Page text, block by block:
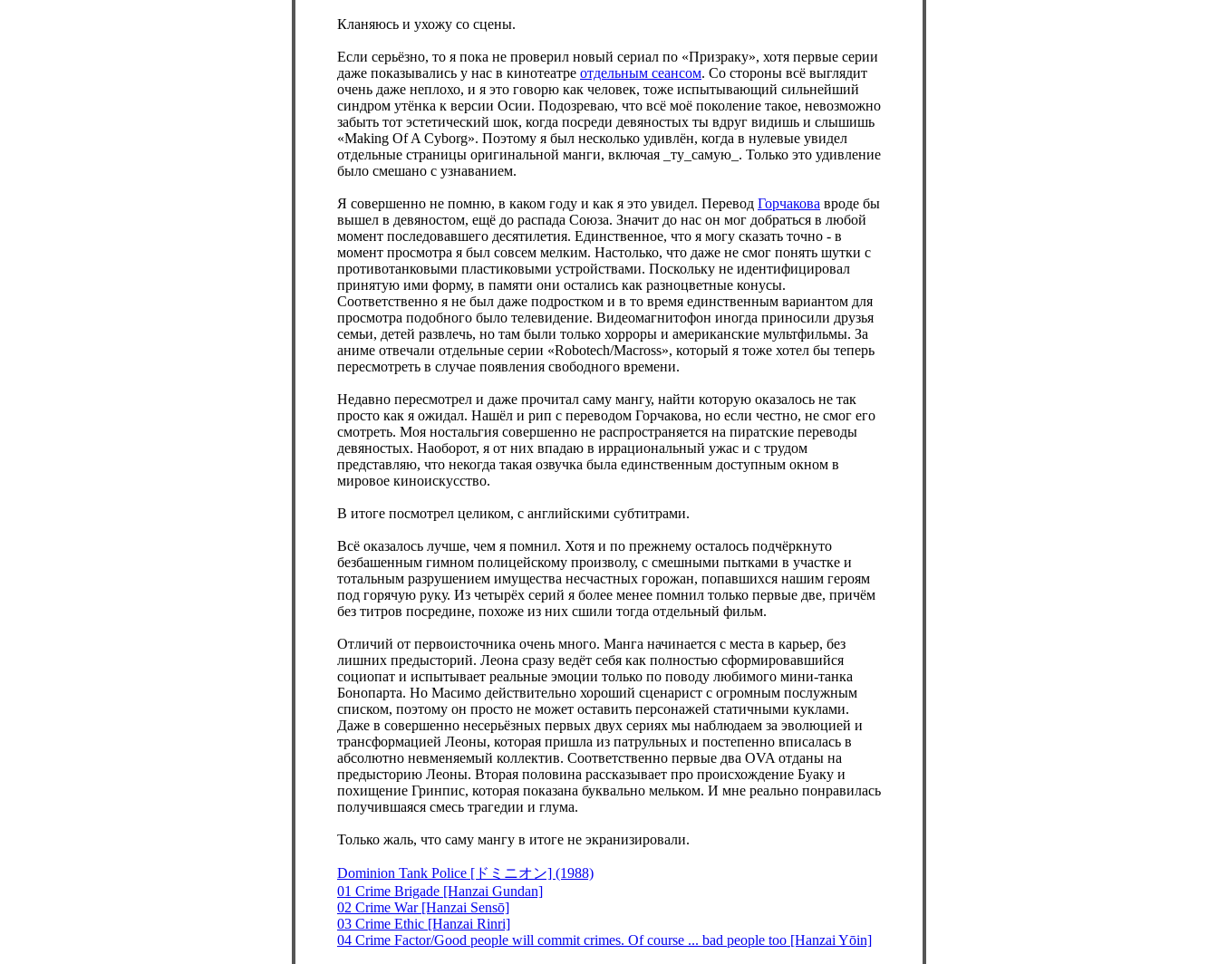
Кланяюсь и ухожу со сцены.
Если серьёзно, то я пока не проверил новый сериал по «Призраку», хотя первые серии
даже показывались у нас в кинотеатре отдельным сеансом. Со стороны всё выглядит
очень даже неплохо, и я это говорю как человек, тоже испытывающий сильнейший
синдром утёнка к версии Осии. Подозреваю, что всё моё поколение такое, невозможно
забыть тот эстетический шок, когда посреди девяностых ты вдруг видишь и слышишь
«Making Of A Cyborg». Поэтому я был несколько удивлён, когда в нулевые увидел
отдельные страницы оригинальной манги, включая _ту_самую_. Только это удивление
было смешано с узнаванием.
Я совершенно не помню, в каком году и как я это увидел. Перевод Горчакова вроде бы
вышел в девяностом, ещё до распада Союза. Значит до нас он мог добраться в любой
момент последовавшего десятилетия. Единственное, что я могу сказать точно - в
момент просмотра я был совсем мелким. Настолько, что даже не смог понять шутки с
противотанковыми пластиковыми устройствами. Поскольку не идентифицировал
принятую ими форму, в памяти они остались как разноцветные конусы.
Соответственно я не был даже подростком и в то время единственным вариантом для
просмотра подобного было телевидение. Видеомагнитофон иногда приносили друзья
семьи, детей развлечь, но там были только хорроры и американские мультфильмы. За
аниме отвечали отдельные серии «Robotech/Macross», который я тоже хотел бы теперь
пересмотреть в случае появления свободного времени.
Недавно пересмотрел и даже прочитал саму мангу, найти которую оказалось не так
просто как я ожидал. Нашёл и рип с переводом Горчакова, но если честно, не смог его
смотреть. Моя ностальгия совершенно не распространяется на пиратские переводы
девяностых. Наоборот, я от них впадаю в иррациональный ужас и с трудом
представляю, что некогда такая озвучка была единственным доступным окном в
мировое киноискусство.
В итоге посмотрел целиком, с английскими субтитрами.
Всё оказалось лучше, чем я помнил. Хотя и по прежнему осталось подчёркнуто
безбашенным гимном полицейскому произволу, с смешными пытками в участке и
тотальным разрушением имущества несчастных горожан, попавшихся нашим героям
под горячую руку. Из четырёх серий я более менее помнил только первые две, причём
без титров посредине, похоже из них сшили тогда отдельный фильм.
Отличий от первоисточника очень много. Манга начинается с места в карьер, без
лишних предысторий. Леона сразу ведёт себя как полностью сформировавшийся
социопат и испытывает реальные эмоции только по поводу любимого мини-танка
Бонопарта. Но Масимо действительно хороший сценарист с огромным послужным
списком, поэтому он просто не может оставить персонажей статичными куклами.
Даже в совершенно несерьёзных первых двух сериях мы наблюдаем за эволюцией и
трансформацией Леоны, которая пришла из патрульных и постепенно вписалась в
абсолютно невменяемый коллектив. Соответственно первые два OVA отданы на
предысторию Леоны. Вторая половина рассказывает про происхождение Буаку и
похищение Гринпис, которая показана буквально мельком. И мне реально понравилась
получившаяся смесь трагедии и глума.
Только жаль, что саму мангу в итоге не экранизировали.
Dominion Tank Police [ドミニオン] (1988)
01 Crime Brigade [Hanzai Gundan]
02 Crime War [Hanzai Sensō]
03 Crime Ethic [Hanzai Rinri]
04 Crime Factor/Good people will commit crimes. Of course ... bad people too [Hanzai Yōin]